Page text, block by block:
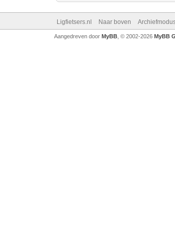
Ligfietsers.nl Naar boven
Aangedreven door MyBB, © 2002-2026 MyBB